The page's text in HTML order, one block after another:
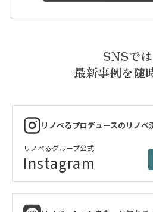
SNSでは
最新事例を随
リノベるプロデュースのリノベ
リノベるグループ公式
Instagram